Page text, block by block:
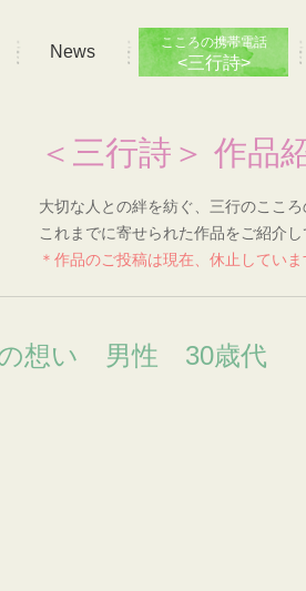
News こころの携帯電話
<三行詩>
＜三行詩＞ 作品
大切な人との絆を紡ぐ、三行のこころ
これまでに寄せられた作品をご紹介し
＊作品のご投稿は現在、休止していま
の想い 男性 30歳代